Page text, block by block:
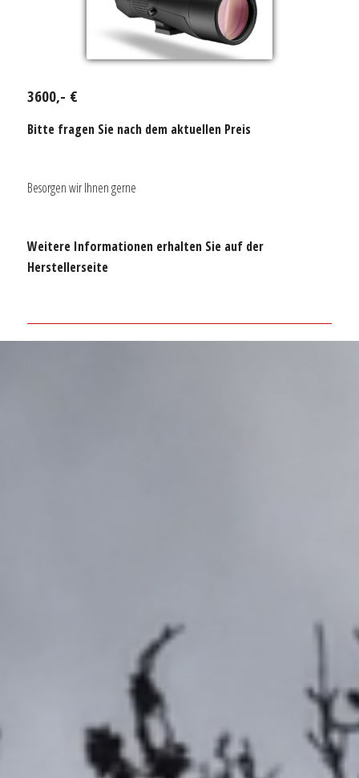
3600,- €
Bitte fragen Sie nach dem aktuellen Preis
Besorgen wir Ihnen gerne
Weitere Informationen erhalten Sie auf der
Herstellerseite